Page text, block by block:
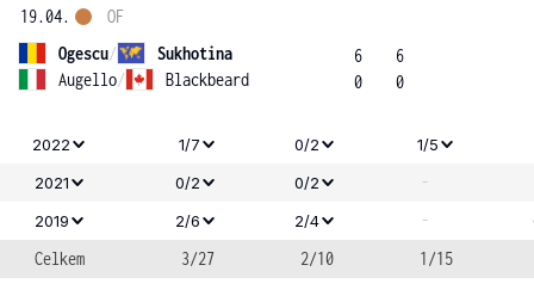
19.04.
Ogescu/
Sukhotina
Augello/ Blackbeard
OF
6
0
6
0
2022 1/7 0/2
1/5
2021
0/2 0/2 -
2019 2/6 2/4 -
Celkem 3/27 2/10 1/15